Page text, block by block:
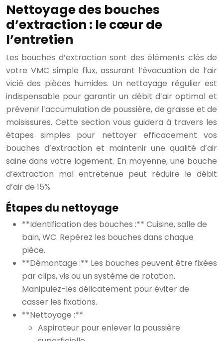
Nettoyage des bouches
d’extraction : le cœur de
l’entretien
Les bouches d’extraction sont des éléments clés de
votre VMC simple flux, assurant l’évacuation de l’air
vicié des pièces humides. Un nettoyage régulier est
indispensable pour garantir un débit d’air optimal et
prévenir l’accumulation de poussière, de graisse et de
moisissures. Cette section vous guidera à travers les
étapes simples pour nettoyer efficacement vos
bouches d’extraction et maintenir une qualité d’air
saine dans votre logement. En moyenne, une bouche
d’extraction mal entretenue peut réduire le débit
d’air de 15%.
Étapes du nettoyage
**Identification des bouches :** Cuisine, salle de
bain, WC. Repérez les bouches dans chaque
pièce.
**Démontage :** Les bouches peuvent être fixées
par clips, vis ou un système de rotation.
Manipulez-les délicatement pour éviter de
casser les fixations.
**Nettoyage :**
Aspirateur pour enlever la poussière